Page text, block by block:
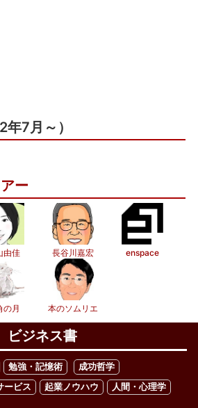
7月～）
ー
由佳 長谷川嘉宏 enspace
の月 本のソムリエ
ビジネス書
勉強・記憶術
成功哲学
ービス 起業ノウハウ 人間・心理学